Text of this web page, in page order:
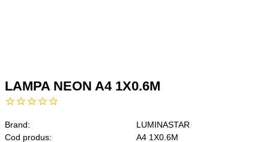
LAMPA NEON A4 1X0.6M
Brand:
LUMINASTAR
Cod produs:
A4 1X0.6M